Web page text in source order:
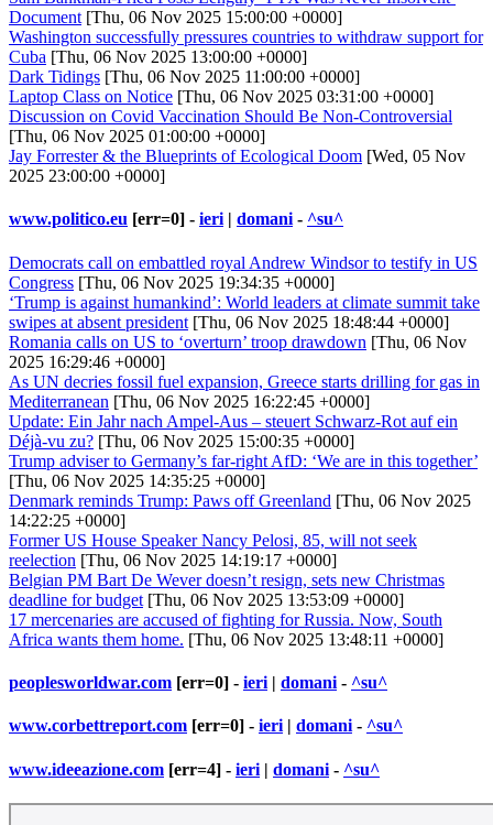
Document [Thu, 06 Nov 2025 15:00:00 +0000]
Washington successfully pressures countries to withdraw support for
Cuba [Thu, 06 Nov 2025 13:00:00 +0000]
Dark Tidings [Thu, 06 Nov 2025 11:00:00 +0000]
Laptop Class on Notice [Thu, 06 Nov 2025 03:31:00 +0000]
Discussion on Covid Vaccination Should Be Non-Controversial
[Thu, 06 Nov 2025 01:00:00 +0000]
Jay Forrester & the Blueprints of Ecological Doom [Wed, 05 Nov
2025 23:00:00 +0000]
www.politico.eu [err=0] - ieri| domani- ^su^
Democrats call on embattled royal Andrew Windsor to testify in US
Congress [Thu, 06 Nov 2025 19:34:35 +0000]
‘Trump is against humankind’: World leaders at climate summit take
swipes at absent president [Thu, 06 Nov 2025 18:48:44 +0000]
Romania calls on US to ‘overturn’ troop drawdown [Thu, 06 Nov
2025 16:29:46 +0000]
As UN decries fossil fuel expansion, Greece starts drilling for gas in
Mediterranean [Thu, 06 Nov 2025 16:22:45 +0000]
Update: Ein Jahr nach Ampel-Aus – steuert Schwarz-Rot auf ein
Déjà-vu zu? [Thu, 06 Nov 2025 15:00:35 +0000]
Trump adviser to Germany’s far-right AfD: ‘We are in this together’
[Thu, 06 Nov 2025 14:35:25 +0000]
Denmark reminds Trump: Paws off Greenland [Thu, 06 Nov 2025
14:22:25 +0000]
Former US House Speaker Nancy Pelosi, 85, will not seek
reelection [Thu, 06 Nov 2025 14:19:17 +0000]
Belgian PM Bart De Wever doesn’t resign, sets new Christmas
deadline for budget [Thu, 06 Nov 2025 13:53:09 +0000]
17 mercenaries are accused of fighting for Russia. Now, South
Africa wants them home. [Thu, 06 Nov 2025 13:48:11 +0000]
peoplesworldwar.com [err=0] - ieri | domani - ^su^
www.corbettreport.com [err=0] - ieri | domani - ^su^
www.ideeazione.com [err=4] - ieri | domani - ^su^